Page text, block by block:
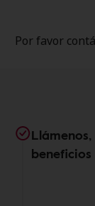
Por favor
beneficios